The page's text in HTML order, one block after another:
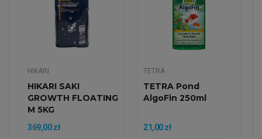
HIKARI
HIKARI SAKI
GROWTH FLOATING
M 5KG
369,00 zł
TETRA
TETRA Pond
AlgoFin 250ml
21,00 zł